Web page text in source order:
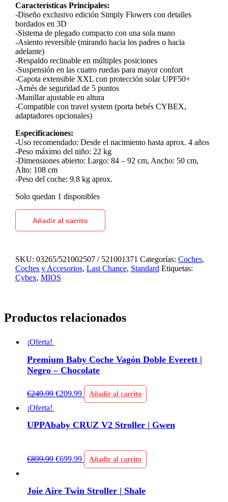
Características Principales:
-Diseño exclusivo edición Simply Flowers con detalles
bordados en 3D
-Sistema de plegado compacto con una sola mano
-Asiento reversible (mirando hacia los padres o hacia
adelante)
-Respaldo reclinable en múltiples posiciones
-Suspensión en las cuatro ruedas para mayor confort
-Capota extensible XXL con protección solar UPF50+
-Arnés de seguridad de 5 puntos
-Manillar ajustable en altura
-Compatible con travel system (porta bebés CYBEX,
adaptadores opcionales)
Especificaciones:
-Uso recomendado: Desde el nacimiento hasta aprox. 4 años
-Peso máximo del niño: 22 kg
-Dimensiones abierto: Largo: 84 – 92 cm, Ancho: 50 cm,
Alto: 108 cm
-Peso del coche: 9.8 kg aprox.
Solo quedan 1 disponibles
Añadir al carrito
SKU: 03265/521002507 / 521001371 Categorías: Coches,
Coches y Accesorios, Last Chance, Standard Etiquetas:
Cybex, MIOS
Productos relacionados
¡Oferta!
Premium Baby Coche Vagón Doble Everett |
Negro – Chocolate
€249.99 €209.99 Añadir al carrito
¡Oferta!
UPPAbaby CRUZ V2 Stroller | Gwen
€899.99 €699.99 Añadir al carrito
Joie Aire Twin Stroller | Shale